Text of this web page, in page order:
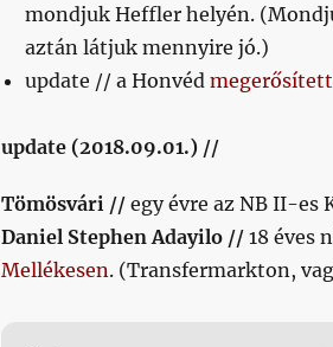
mondjuk Heffler helyén.
aztán látjuk mennyire jó.)
update // a Honvéd
update (2018.09.01.) //
Tömösvári // egy évre az NB II-es
Daniel Stephen Adayilo //18 éves
Mellékesen. (Transfermarkton,